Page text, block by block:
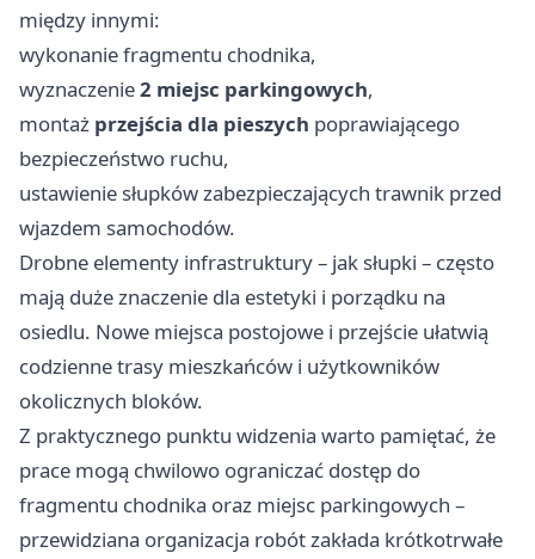
między innymi:
wykonanie fragmentu chodnika,
wyznaczenie2 miejsc parkingowych,
montaż przejścia dla pieszych poprawiającego
bezpieczeństwo ruchu,
ustawienie słupków zabezpieczających trawnik przed
wjazdem samochodów.
Drobne elementy infrastruktury – jak słupki – często
mają duże znaczenie dla estetyki i porządku na
osiedlu. Nowe miejsca postojowe i przejście ułatwią
codzienne trasy mieszkańców i użytkowników
okolicznych bloków.
Z praktycznego punktu widzenia warto pamiętać, że
prace mogą chwilowo ograniczać dostęp do
fragmentu chodnika oraz miejsc parkingowych –
przewidziana organizacja robót zakłada krótkotrwałe